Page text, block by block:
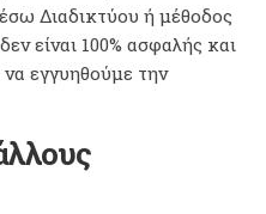
Διαδικτύου ή μέθοδος
είναι 100% ασφαλής και
εγγυηθούμε την